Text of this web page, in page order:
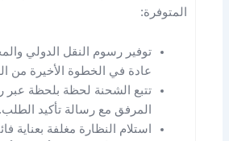
المتوفرة:
توفير رسوم النقل الدولي
عادة في الخطوة الأخيرة من
تتبع الشحنة لحظة بلحظة عبر
المرفق مع رسالة تأكيد الطلب.
استلام النظارة مغلفة بعناية